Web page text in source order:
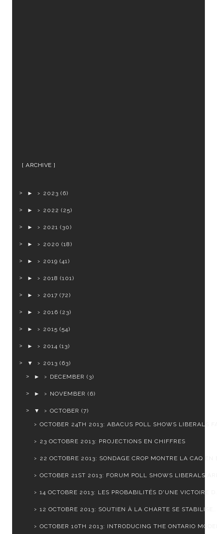
ARCHIVE
► 2023 (6)
► 2022 (25)
► 2021 (30)
► 2020 (18)
► 2019 (41)
► 2018 (101)
► 2017 (72)
► 2016 (23)
► 2015 (54)
► 2014 (13)
▼ 2013 (63)
►
DECEMBER (3)
► NOVEMBER (6)
▼ OCTOBER (7)
OCTOBER 24TH 2013: ABACUS POLL SHOWS LIBERALS
23 OCTOBRE 2013: PROJECTIONS EN CHIFFRES
22 OCTOBRE 2013: SONDAGE CROP MONTRE LA CAQ EN
OCTOBER 21ST 2013: FORUM POLL SHOWS LIBERALS
14 OCTOBRE 2013: LES PROBABILITÉS D'UNE VICTOIRE
12 OCTOBRE 2013: SOUTIEN À LA CHARTE SE
OCTOBER 10TH 2013: INTRODUCING THE ONTARIO